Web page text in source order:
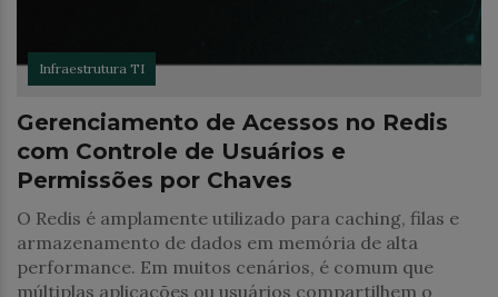
Infraestrutura TI
Gerenciamento de Acessos no Redis
com Controle de Usuários e
Permissões por Chaves
O Redis é amplamente utilizado para caching, filas e
armazenamento de dados em memória de alta
performance. Em muitos cenários, é comum que
múltiplas aplicações ou usuários compartilhem o